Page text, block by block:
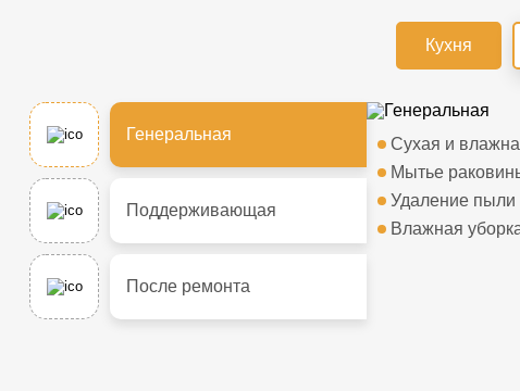
Кухня
Генеральная
Поддерживающая
После ремонта
Сухая и
Мытье
Удаление пыли
Влажная